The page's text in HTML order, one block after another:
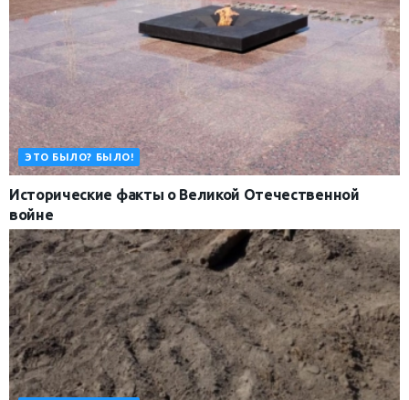
ЭТО БЫЛО? БЫЛО!
Исторические факты о Великой Отечественной
войне